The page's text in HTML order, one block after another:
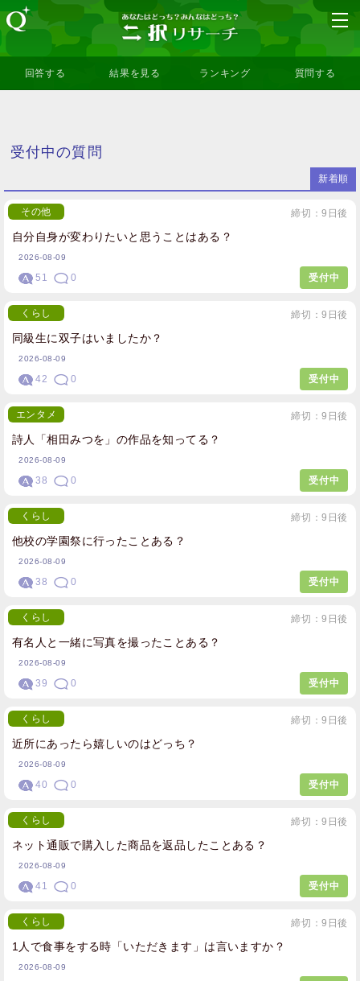
回答する 結果を見る ランキング 質問する
受付中の質問
新着順
自分自身が変わりたいと思うことはある？
締切：9日後
その他
2026-08-09
51 0 受付中
同級生に双子はいましたか？
締切：9日後
くらし
2026-08-09
42 0 受付中
詩人「相田みつを」の作品を知ってる？
締切：9日後
エンタメ
2026-08-09
38 0 受付中
他校の学園祭に行ったことある？
締切：9日後
くらし
2026-08-09
38 0 受付中
有名人と一緒に写真を撮ったことある？
締切：9日後
くらし
2026-08-09
39 0 受付中
近所にあったら嬉しいのはどっち？
締切：9日後
くらし
2026-08-09
40 0 受付中
ネット通販で購入した商品を返品したことある？
締切：9日後
くらし
2026-08-09
41 0 受付中
1人で食事をする時「いただきます」は言いますか？
締切：9日後
くらし
2026-08-09